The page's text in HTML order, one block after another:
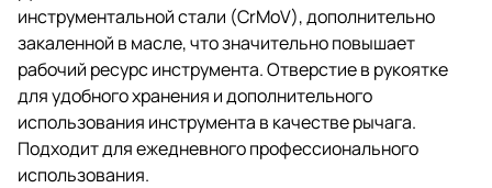
инструментальной стали (CrMoV), дополнительно
закаленной в масле, что значительно повышает
рабочий ресурс инструмента. Отверстие в рукоятке
для удобного хранения и дополнительного
использования инструмента в качестве рычага.
Подходит для ежедневного профессионального
использования.